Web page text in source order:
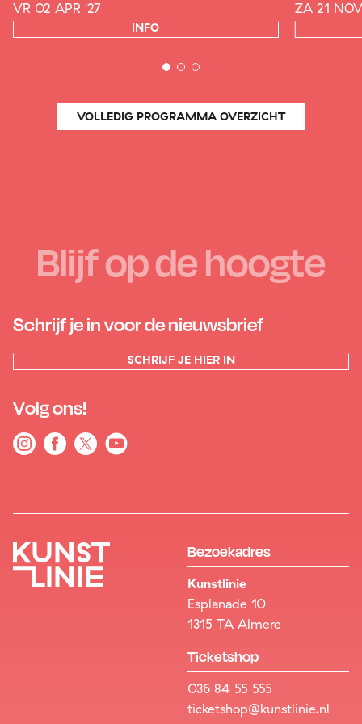
VR 02 APR '27
INFO
ZA 21
VOLLEDIG PROGRAMMA OVERZICHT
Blijf op de hoogte
Schrijf je in voor de nieuwsbrief
SCHRIJF JE HIER IN
Volg ons!
Bezoekadres
Kunstlinie
Esplanade 10
1315 TA Almere
Ticketshop
036 84 55 555
ticketshop@kunstlinie.nl